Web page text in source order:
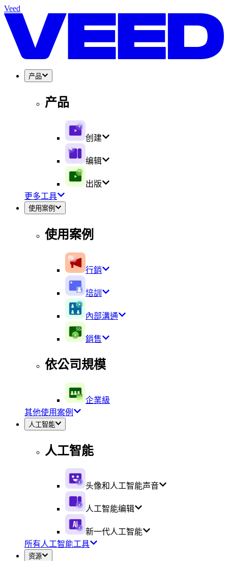
Veed
产品
产品
创建
编辑
出版
更多工具
使用案例
使用案例
行銷
培訓
內部溝通
銷售
依公司規模
企業級
其他使用案例
人工智能
人工智能
头像和人工智能声音
人工智能编辑
新一代人工智能
所有人工智能工具
资源